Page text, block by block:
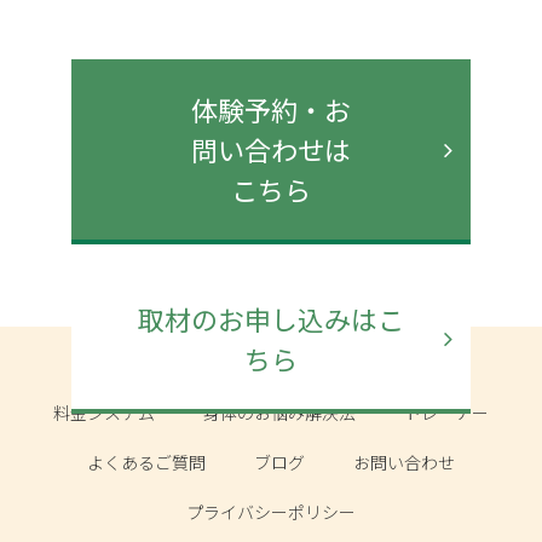
体験予約・お
問い合わせは
こちら
取材のお申し込みはこ
ちら
ザリフォーマーの特徴
料金システム 身体のお悩み解決法 トレーナー
よくあるご質問 ブログ お問い合わせ
プライバシーポリシー